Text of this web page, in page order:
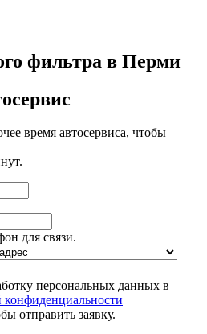
фильтра в Перми
время автосервиса, чтобы
для связи.
персональных данных в
отправить заявку.